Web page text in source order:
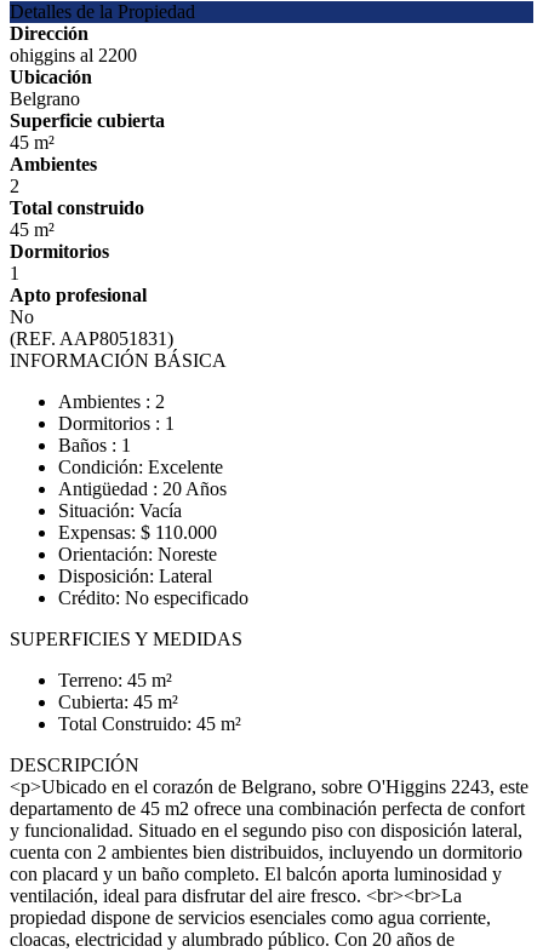
Detalles de la Propiedad
Dirección
ohiggins al 2200
Ubicación
Belgrano
Superficie cubierta
45 m²
Ambientes
2
Total construido
45 m²
Dormitorios
1
Apto profesional
No
(REF. AAP8051831)
INFORMACIÓN BÁSICA
Ambientes : 2
Dormitorios : 1
Baños : 1
Condición: Excelente
Antigüedad : 20 Años
Situación: Vacía
Expensas: $ 110.000
Orientación: Noreste
Disposición: Lateral
Crédito: No especificado
SUPERFICIES Y MEDIDAS
Terreno: 45 m²
Cubierta: 45 m²
Total Construido: 45 m²
DESCRIPCIÓN
<p>Ubicado en el corazón de Belgrano, sobre O'Higgins 2243, este
departamento de 45 m2 ofrece una combinación perfecta de confort
y funcionalidad. Situado en el segundo piso con disposición lateral,
cuenta con 2 ambientes bien distribuidos, incluyendo un dormitorio
con placard y un baño completo. El balcón aporta luminosidad y
ventilación, ideal para disfrutar del aire fresco. <br><br>La
propiedad dispone de servicios esenciales como agua corriente,
cloacas, electricidad y alumbrado público. Con 20 años de